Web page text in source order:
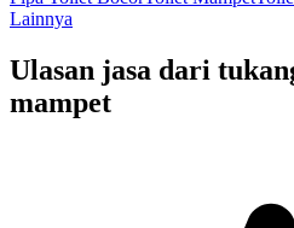
Lainnya
Ulasan jasa dari
mampet